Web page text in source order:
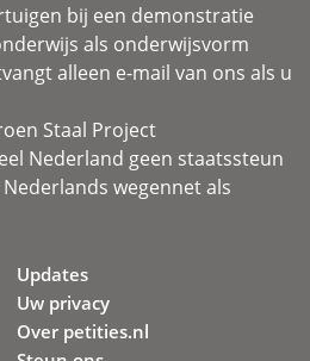
bij een demonstratie
als onderwijsvorm
alleen e-mail van ons als u
Staal Project
Nederland geen staatssteun
wegennet als
Updates
Uw privacy
Over petities.nl